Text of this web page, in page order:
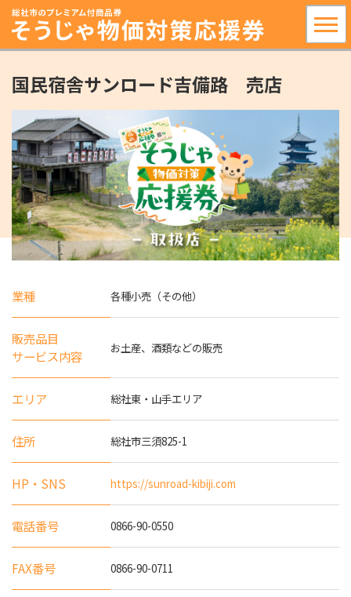
国民宿舎サンロード吉備路 売店
業種 各種小売（その他）
販売品目
サービス内容
お土産、酒類などの販売
エリア 総社東・山手エリア
住所 総社市三須825-1
HP・SNS https://sunroad-kibiji.com
電話番号 0866-90-0550
FAX番号 0866-90-0711